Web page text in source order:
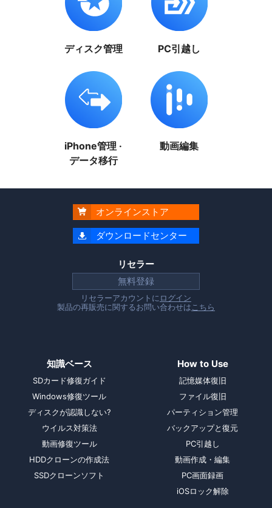
ディスク管理 PC引越し
iPhone管理 ·
データ移行
動画編集
 オンラインストア
 ダウンロードセンター
リセラー
無料登録
リセラーアカウントにログイン
製品の再販売に関するお問い合わせはこちら
知識ベース
SDカード修復ガイド
Windows修復ツール
ディスクが認識しない?
ウイルス対策法
動画修復ツール
HDDクローンの作成法
SSDクローンソフト
How to Use
記憶媒体復旧
ファイル復旧
パーティション管理
バックアップと復元
PC引越し
動画作成・編集
PC画面録画
iOSロック解除